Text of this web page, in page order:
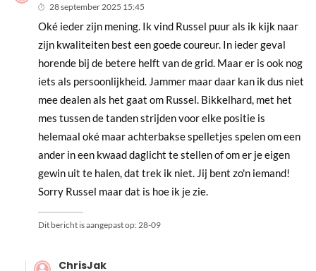
28 september 2025 15:45
Oké ieder zijn mening. Ik vind Russel puur als ik kijk naar
zijn kwaliteiten best een goede coureur. In ieder geval
horende bij de betere helft van de grid. Maar er is ook nog
iets als persoonlijkheid. Jammer maar daar kan ik dus niet
mee dealen als het gaat om Russel. Bikkelhard, met het
mes tussen de tanden strijden voor elke positie is
helemaal oké maar achterbakse spelletjes spelen om een
ander in een kwaad daglicht te stellen of om er je eigen
gewin uit te halen, dat trek ik niet. Jij bent zo'n iemand!
Sorry Russel maar dat is hoe ik je zie.
Dit bericht is aangepast op: 28-09
ChrisJak